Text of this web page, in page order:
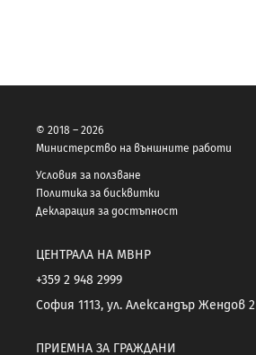
© 2018 – 2026
Министерство на външните работи
Условия за ползване
Политика за бисквитки
Декларация за достъпност
ЦЕНТРАЛА НА МВНР
+359 2 948 2999
София 1113, ул. Александър Жендов 2
ПРИЕМНА ЗА ГРАЖДАНИ